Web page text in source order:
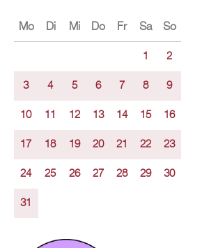
Mo Di Mi Do Fr Sa So
1 2
3 4 5 6 7 8 9
10 11 12 13 14 15 16
17 18 19 20 21 22 23
24 25 26 27 28 29 30
31